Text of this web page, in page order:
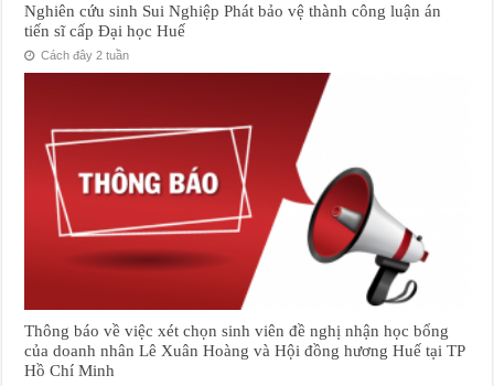
Nghiên cứu sinh Sui Nghiệp Phát bảo vệ thành công luận án
tiến sĩ cấp Đại học Huế
Cách đây 2 tuần
Thông báo về việc xét chọn sinh viên đề nghị nhận học bổng
của doanh nhân Lê Xuân Hoàng và Hội đồng hương Huế tại TP
Hồ Chí Minh